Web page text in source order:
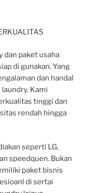
dan paket usaha
di gunakan. Yang
dan handal
Kami
tinggi dan
rendah hingga
seperti LG,
speedquen. Bukan
paket bisnis
di sertai